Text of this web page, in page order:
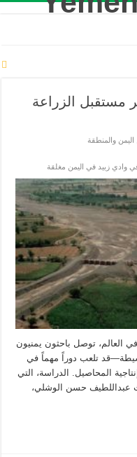
مستقبل الزراعة
اليمن والمنطقة
وادي زبيد في اليمن مغلقة
العالم، توصل باحثون يمنيون
تلعب دوراً مهماً في
المحاصيل. الدراسة، التي
عبداللطيف حسن الوشلي،